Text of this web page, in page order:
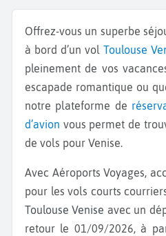
Offrez-vous un superbe séjour à Venise ! Embarquez
à bord d’un vol Toulouse
pleinement de vos
escapade romantique ou
notre plateforme de
d’avion vous permet de
de vols pour Venise.
Avec Aéroports Voyages, accédez aux meilleurs prix
pour les vols courts
Toulouse Venise avec un
retour le 01/09/2026, à